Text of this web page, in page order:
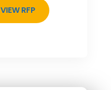
VIEW RFP